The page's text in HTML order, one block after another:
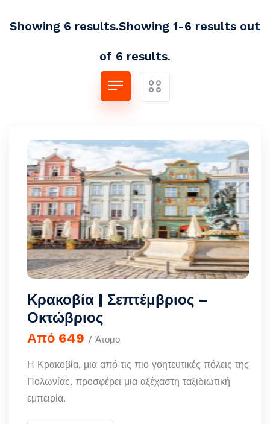
Showing 6 results.Showing 1-6 results out
of 6 results.
Κρακοβία | Σεπτέμβριος –
Οκτώβριος
Από 649 / Άτομο
Η Κρακοβία, μια από τις πιο γοητευτικές πόλεις της
Πολωνίας, προσφέρει μια αξέχαστη ταξιδιωτική
εμπειρία.